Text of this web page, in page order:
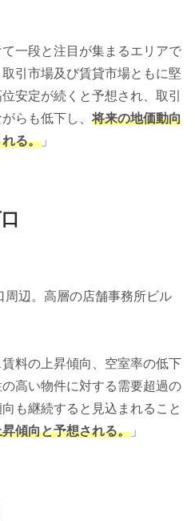
て一段と注目が集まるエリアで
引市場及び賃貸市場ともに堅
安定が続くと予想され、取引
らも低下し、将来の地価動向
る。 」
辺。高層の店舗事務所ビル
料の上昇傾向、空室率の低下
高い物件に対する需要超過の
も継続すると見込まれること
傾向と予想される。 」